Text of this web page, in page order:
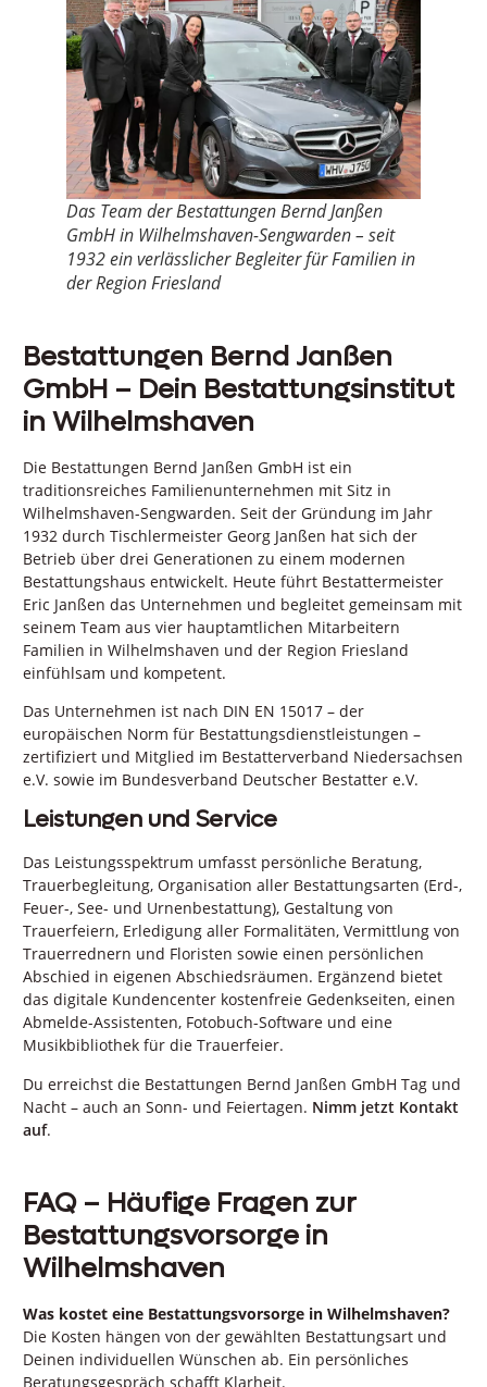
Das Team der Bestattungen Bernd Janßen
GmbH in Wilhelmshaven-Sengwarden – seit
1932 ein verlässlicher Begleiter für Familien in
der Region Friesland
Bestattungen Bernd Janßen
GmbH – Dein Bestattungsinstitut
in Wilhelmshaven
Die Bestattungen Bernd Janßen GmbH ist ein
traditionsreiches Familienunternehmen mit Sitz in
Wilhelmshaven-Sengwarden. Seit der Gründung im Jahr
1932 durch Tischlermeister Georg Janßen hat sich der
Betrieb über drei Generationen zu einem modernen
Bestattungshaus entwickelt. Heute führt Bestattermeister
Eric Janßen das Unternehmen und begleitet gemeinsam mit
seinem Team aus vier hauptamtlichen Mitarbeitern
Familien in Wilhelmshaven und der Region Friesland
einfühlsam und kompetent.
Das Unternehmen ist nach DIN EN 15017 – der
europäischen Norm für Bestattungsdienstleistungen –
zertifiziert und Mitglied im Bestatterverband Niedersachsen
e.V. sowie im Bundesverband Deutscher Bestatter e.V.
Leistungen und Service
Das Leistungsspektrum umfasst persönliche Beratung,
Trauerbegleitung, Organisation aller Bestattungsarten (Erd-,
Feuer-, See- und Urnenbestattung), Gestaltung von
Trauerfeiern, Erledigung aller Formalitäten, Vermittlung von
Trauerrednern und Floristen sowie einen persönlichen
Abschied in eigenen Abschiedsräumen. Ergänzend bietet
das digitale Kundencenter kostenfreie Gedenkseiten, einen
Abmelde-Assistenten, Fotobuch-Software und eine
Musikbibliothek für die Trauerfeier.
Du erreichst die Bestattungen Bernd Janßen GmbH Tag und
Nacht – auch an Sonn- und Feiertagen. Nimm jetzt Kontakt
auf.
FAQ – Häufige Fragen zur
Bestattungsvorsorge in
Wilhelmshaven
Was kostet eine Bestattungsvorsorge in Wilhelmshaven?
Die Kosten hängen von der gewählten Bestattungsart und
Deinen individuellen Wünschen ab. Ein persönliches
Beratungsgespräch schafft Klarheit.